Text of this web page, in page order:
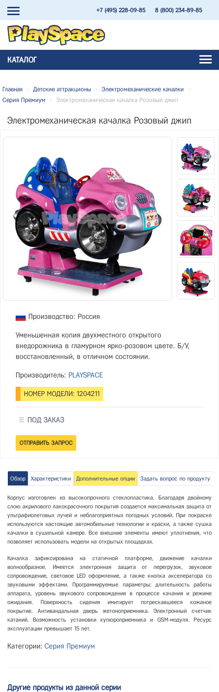
+7 (495) 228-09-85 8 (800) 234-89-85
КАТАЛОГ
Главная - Детские аттракционы - Электромеханические качалки
-
Серия Премиум
- Электромеханическая качалка Розовый джип
Электромеханическая качалка Розовый джип
Производство: Россия
​Уменьшенная копия двухместного открытого
внедорожника в гламурном ярко-розовом цвете. Б/У,
восстановленный, в отличном состоянии.
Производитель: PLAYSPACE
НОМЕР МОДЕЛИ: 1204211
ПОД ЗАКАЗ
Обзор Характеристики Дополнительные опции Задать вопрос по продукту
Корпус изготовлен из высокопрочного стеклопластика. Благодаря двойному
слою акрилового лакокрасочного покрытия создается максимальная защита от
ультрафиолетовых лучей и неблагоприятных погодных условий. При покраске
используются настоящие автомобильные технологии и краски, а также сушка
качалки в сушильной камере. Все внешние элементы имеют уплотнения, что
позволяет использовать модели на открытых площадках.
Качалка зафиксирована на статичной платформе, движение качалки
волнообразное. Имеется электронная защита от перегрузок, звуковое
сопровождение, световое LED оформление, а также кнопка акселератора со
звуковыми эффектами. Программируемые параметры: длительность работы
аппарата, уровень звукового сопровождения в процессе качания и режиме
ожидания. Поверхность сидения имитирует потрескавшееся кожаное
покрытие. Антивандальная дверь жетоноприемника. Электронный счетчик
катаний. Возможность установки купюроприемника и GSM-модуля. Ресурс
эксплуатации превышает 15 лет.
Категории: Серия Премиум
Другие продукты из данной серии